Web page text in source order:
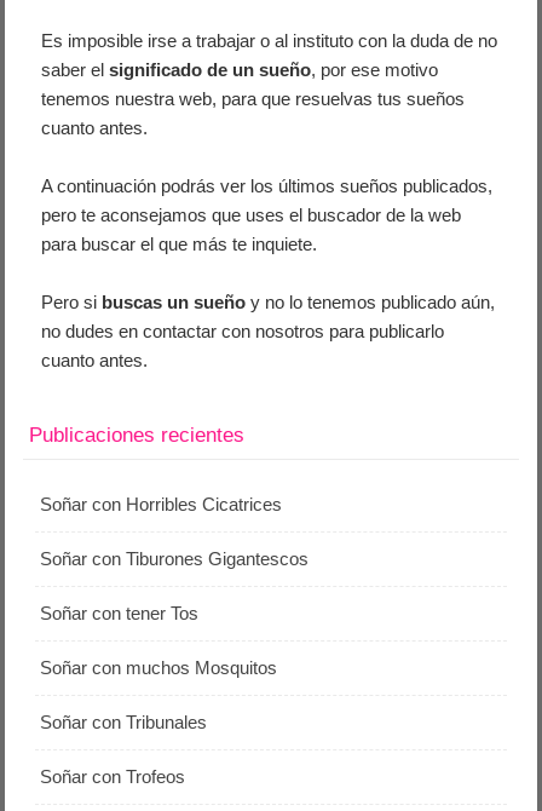
Es imposible irse a trabajar o al instituto con la duda de no
saber elsignificado de un sueño, por ese motivo
tenemos nuestra web, para que resuelvas tus sueños
cuanto antes.
A continuación podrás ver los últimos sueños publicados,
pero te aconsejamos que uses el buscador de la web
para buscar el que más te inquiete.
Pero si buscas un sueño y no lo tenemos publicado aún,
no dudes en contactar con nosotros para publicarlo
cuanto antes.
Publicaciones recientes
Soñar con Horribles Cicatrices
Soñar con Tiburones Gigantescos
Soñar con tener Tos
Soñar con muchos Mosquitos
Soñar con Tribunales
Soñar con Trofeos